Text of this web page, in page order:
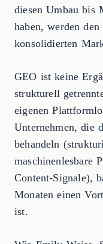
diesen Umbau bis
haben, werden
konsolidierten
GEO ist keine
strukturell
eigenen
Unternehmen, die
behandeln
maschinenlesbare
Content-Signale),
Monaten einen
ist.